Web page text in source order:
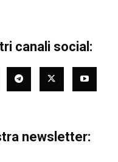
canali social:
newsletter: